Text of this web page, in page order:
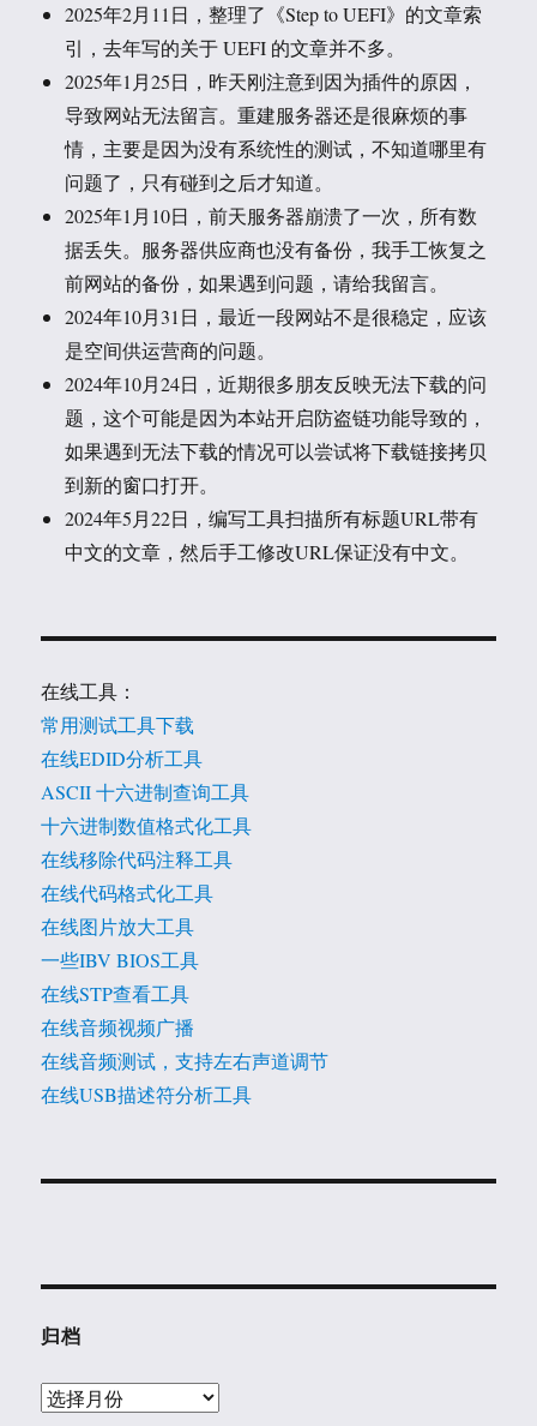
2025年2月11日，整理了《Step to UEFI》的文章索
引，去年写的关于 UEFI 的文章并不多。
2025年1月25日，昨天刚注意到因为插件的原因，
导致网站无法留言。重建服务器还是很麻烦的事
情，主要是因为没有系统性的测试，不知道哪里有
问题了，只有碰到之后才知道。
2025年1月10日，前天服务器崩溃了一次，所有数
据丢失。服务器供应商也没有备份，我手工恢复之
前网站的备份，如果遇到问题，请给我留言。
2024年10月31日，最近一段网站不是很稳定，应该
是空间供运营商的问题。
2024年10月24日，近期很多朋友反映无法下载的问
题，这个可能是因为本站开启防盗链功能导致的，
如果遇到无法下载的情况可以尝试将下载链接拷贝
到新的窗口打开。
2024年5月22日，编写工具扫描所有标题URL带有
中文的文章，然后手工修改URL保证没有中文。
在线工具：
常用测试工具下载
在线EDID分析工具
ASCII 十六进制查询工具
十六进制数值格式化工具
在线移除代码注释工具
在线代码格式化工具
在线图片放大工具
一些IBV BIOS工具
在线STP查看工具
在线音频视频广播
在线音频测试，支持左右声道调节
在线USB描述符分析工具
归档
归